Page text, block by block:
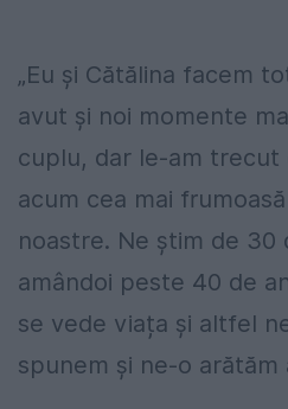
„Eu și Cătălina facem
avut și noi momente
cuplu, dar le-am trecut
acum cea mai
noastre. Ne știm de 30
amândoi peste 40 de
se vede viața și altfel
spunem și ne-o arătăm